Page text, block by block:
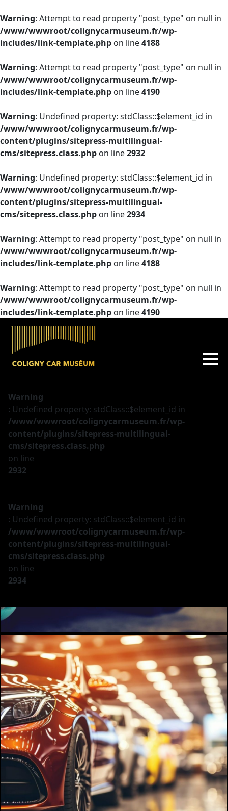
Warning: Attempt to read property "post_type" on null in
/www/wwwroot/colignycarmuseum.fr/wp-
includes/link-template.php on line4188
Warning: Attempt to read property "post_type" on null in
/www/wwwroot/colignycarmuseum.fr/wp-
includes/link-template.php on line4190
Warning: Undefined property: stdClass::$element_id in
/www/wwwroot/colignycarmuseum.fr/wp-
content/plugins/sitepress-multilingual-
cms/sitepress.class.php on line2932
Warning: Undefined property: stdClass::$element_id in
/www/wwwroot/colignycarmuseum.fr/wp-
content/plugins/sitepress-multilingual-
cms/sitepress.class.php on line2934
Warning: Attempt to read property "post_type" on null in
/www/wwwroot/colignycarmuseum.fr/wp-
includes/link-template.php on line4188
Warning: Attempt to read property "post_type" on null in
/www/wwwroot/colignycarmuseum.fr/wp-
includes/link-template.php on line4190
Warning
: Undefined property: stdClass::$element_id in
/www/wwwroot/colignycarmuseum.fr/wp-
content/plugins/sitepress-multilingual-
cms/sitepress.class.php
on line
2932
Warning
: Undefined property: stdClass::$element_id in
/www/wwwroot/colignycarmuseum.fr/wp-
content/plugins/sitepress-multilingual-
cms/sitepress.class.php
on line
2934
Le musée
Les véhicules
A vendre
Investir
Nos services
Privatisation
A propos
Partenaires
Infos pratiques
Contact
Billetterie